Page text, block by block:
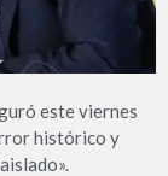
este viernes
histórico y